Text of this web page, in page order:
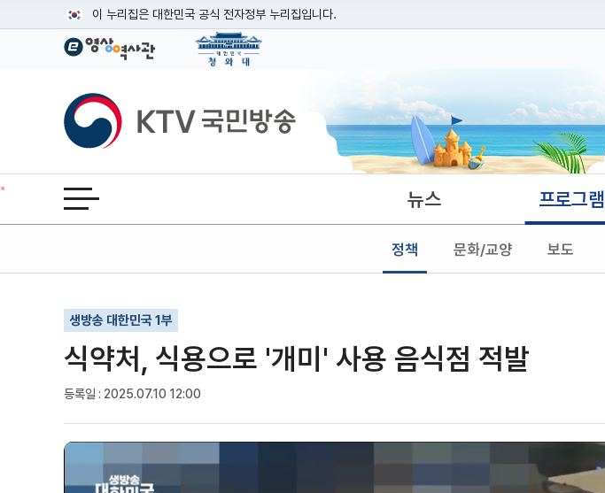
이 누리집은 대한민국 공식 전자정부 누리집입니다.
공식 누리집 주소 확인하기
이밖에 or.kr 또는 .kr등 다른 도메인 주소를 사용하고 있다면 아래 URL에서 도메인 주소를 확인해 보세요
운영중인 공식 누리집보기
KTV국민방송
전체메뉴 열기 뉴스 프로그램
정책 문화/교양 보도
생방송 대한민국 1부
식약처, 식용으로 '개미' 사용 음식점 적발
등록일 : 2025.07.10 12:00
기사인쇄
글자확대
글자축소